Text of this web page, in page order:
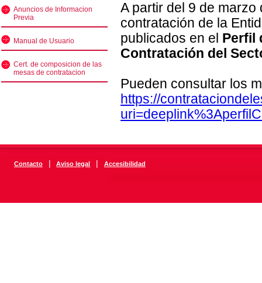
Anuncios de Informacion
Previa
Manual de Usuario
Cert. de composicion de las
mesas de contratacion
A partir del 9 de
contratación de la
publicados en el Perfil
Contratación del
Pueden consultar los
https://
Contacto | Aviso legal | Accesibilidad